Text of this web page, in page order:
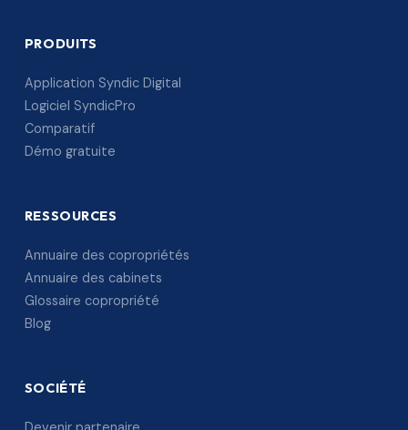
PRODUITS
Application Syndic Digital
Logiciel SyndicPro
Comparatif
Démo gratuite
RESSOURCES
Annuaire des copropriétés
Annuaire des cabinets
Glossaire copropriété
Blog
SOCIÉTÉ